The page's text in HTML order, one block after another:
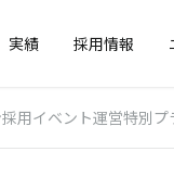
実績 採用情報
用イベント運営特別プ